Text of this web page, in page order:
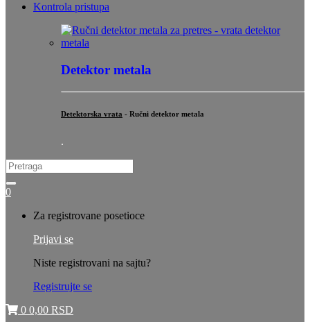
Kontrola pristupa
Detektor metala
Detektorska vrata - Ručni detektor metala
.
Search
for:
0
Za registrovane posetioce
Prijavi se
Niste registrovani na sajtu?
Registrujte se
0 0,00 RSD